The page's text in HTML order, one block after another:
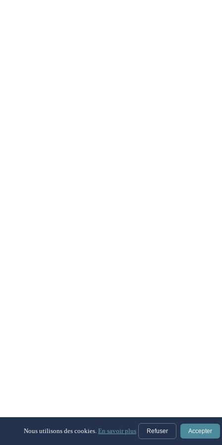
Nous utilisons des cookies. En savoir plus Refuser Accepter